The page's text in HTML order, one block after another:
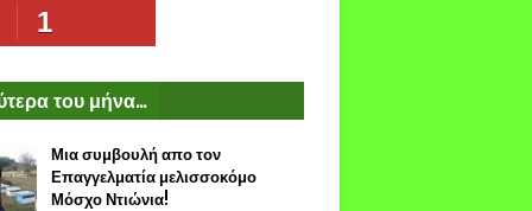
1
του μήνα...
Μια συμβουλή απο τον
Επαγγελματία μελισσοκόμο
Μόσχο Ντιώνια!